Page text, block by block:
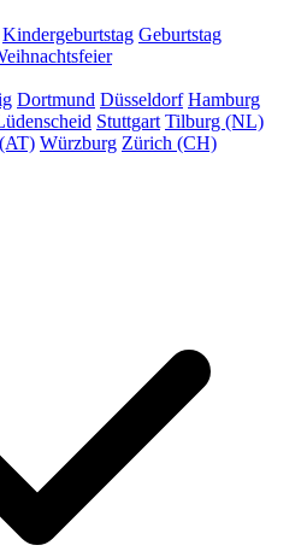
Kindergeburtstag Geburtstag
Dortmund Düsseldorf Hamburg
Stuttgart Tilburg (NL)
Würzburg Zürich (CH)